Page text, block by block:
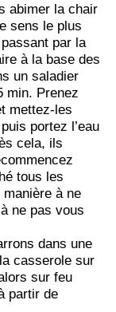
abimer la chair
sens le plus
par la
à la base des
un saladier
min. Prenez
mettez-les
portez l’eau
cela, ils
tous les
à ne
ne pas vous
dans une
casserole sur
sur feu
partir de